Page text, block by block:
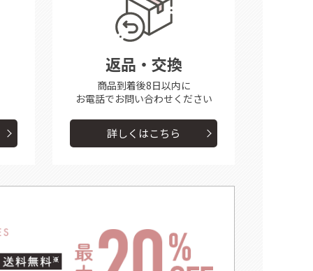
返品・交換
商品到着後8日以内に
お電話でお問い合わせください
詳しくはこちら